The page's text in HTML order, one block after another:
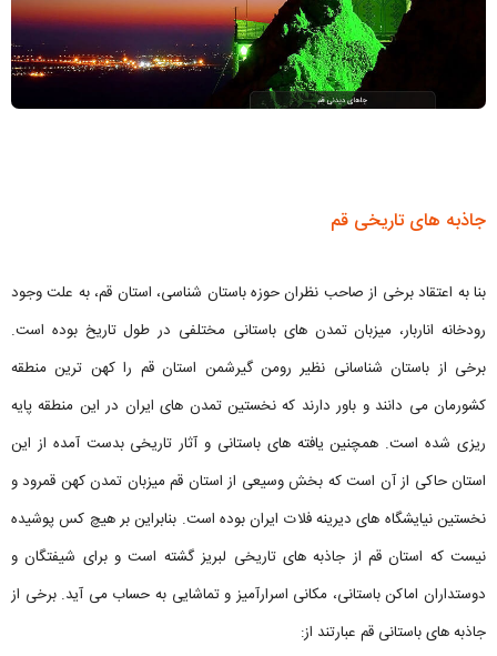
جاذبه های تاریخی قم
بنا به اعتقاد برخی از صاحب نظران حوزه باستان شناسی، استان قم، به علت وجود
رودخانه اناربار، میزبان تمدن های باستانی مختلفی در طول تاریخ بوده است.
برخی از باستان شناسانی نظیر رومن گیرشمن استان قم را کهن ترین منطقه
کشورمان می دانند و باور دارند که نخستین تمدن های ایران در این منطقه پایه
ریزی شده است. همچنین یافته های باستانی و آثار تاریخی بدست آمده از این
استان حاکی از آن است که بخش وسیعی از استان قم میزبان تمدن کهن قمرود و
نخستین نیایشگاه های دیرینه فلات ایران بوده است. بنابراین بر هیچ کس پوشیده
نیست که استان قم از جاذبه های تاریخی لبریز گشته است و برای شیفتگان و
دوستداران اماکن باستانی، مکانی اسرارآمیز و تماشایی به حساب می آید. برخی از
جاذبه های باستانی قم عبارتند از: